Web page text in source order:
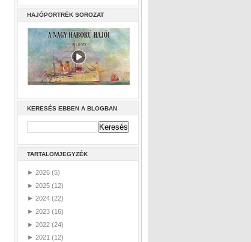
HAJÓPORTRÉK SOROZAT
KERESÉS EBBEN A BLOGBAN
TARTALOMJEGYZÉK
► 2026 (5)
► 2025 (12)
► 2024 (22)
► 2023 (16)
► 2022 (24)
► 2021 (12)